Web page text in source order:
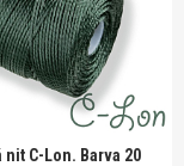
nit C-Lon. Barva 20